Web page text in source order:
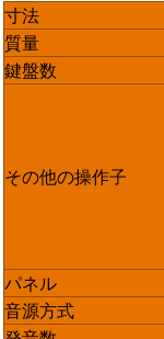
寸法
質量
鍵盤数
その他の操作子
パネル
音源方式